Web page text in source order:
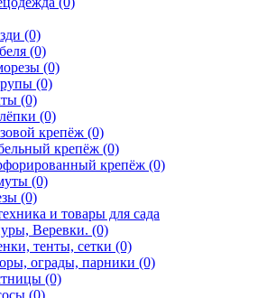
(0)
(0)
(0)
(0)
(0)
(0)
крепёж (0)
крепёж (0)
крепёж (0)
(0)
(0)
и товары для сада
Веревки. (0)
тенты, сетки (0)
ограды, парники (0)
(0)